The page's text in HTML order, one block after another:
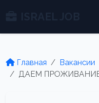
Главная
Вакансии
ДАЕМ ПРОЖИВАНИЕ